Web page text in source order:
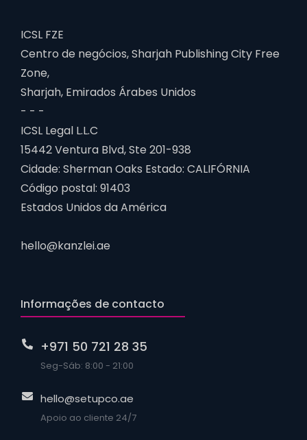
ICSL FZE
Centro de negócios, Sharjah Publishing City Free
Zone,
Sharjah, Emirados Árabes Unidos
- - -
ICSL Legal L.L.C
15442 Ventura Blvd, Ste 201-938
Cidade: Sherman Oaks Estado: CALIFÓRNIA
Código postal: 91403
Estados Unidos da América
hello@kanzlei.ae
Informações de contacto
+971 50 721 28 35
Seg-Sáb: 8:00 - 21:00
hello@setupco.ae
Apoio ao cliente 24/7